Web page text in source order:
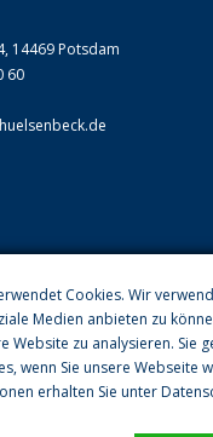
14469 Potsdam
60
Uhr und 13.00-16.00 Uhr
Cookies. Wir
Medien anbieten zu
Website zu analysieren. Sie
wenn Sie unsere Webseite
erhalten Sie unter